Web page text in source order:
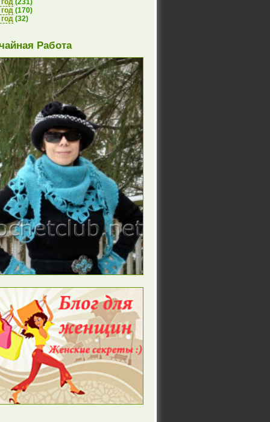
(231)
(170)
(32)
Работа